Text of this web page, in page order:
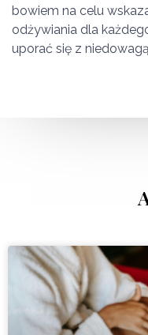
bowiem na celu
odżywiania dla
uporać się z